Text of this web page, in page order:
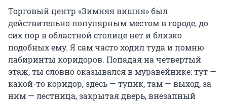
Торговый центр «Зимняя вишня» был
действительно популярным местом в городе, до
сих пор в областной столице нет и близко
подобных ему. Я сам часто ходил туда и помню
лабиринты коридоров. Попадая на четвертый
этаж, ты словно оказывался в муравейнике: тут —
какой-то коридор, здесь — тупик, там — выход, за
ним — лестница, закрытая дверь, внезапный